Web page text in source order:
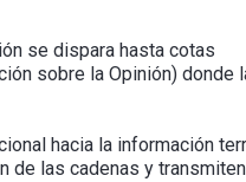
se dispara hasta cotas
sobre la Opinión) donde
hacia la información
de las cadenas y transmiten